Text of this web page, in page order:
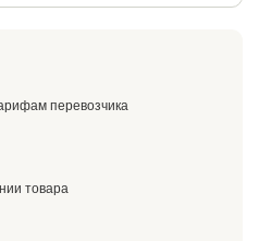
перевозчика
товара